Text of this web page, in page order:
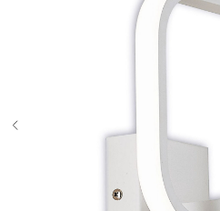
ТОРШЕРЫ И ЛАМПЫ